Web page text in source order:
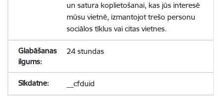
un satura koplietošanai, kas jūs interesē
mūsu vietnē, izmantojot trešo personu
sociālos tīklus vai citas vietnes.
24 stundas
__cfduid